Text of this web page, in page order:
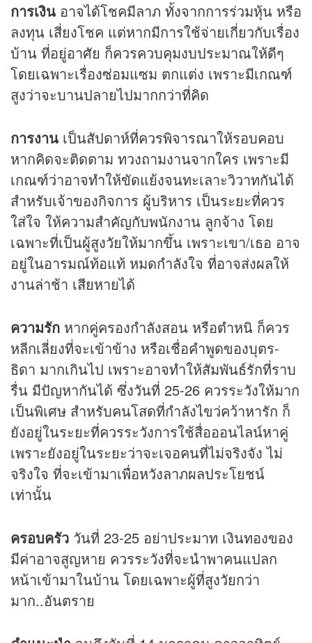
การเงิน อาจได้โชคมีลาภ ทั้งจากการร่วมหุ้น หรือ
ลงทุน เสี่ยงโชค แต่หากมีการใช้จ่ายเกี่ยวกับเรื่อง
บ้าน ที่อยู่อาศัย ก็ควรควบคุมงบประมาณให้ดีๆ
โดยเฉพาะเรื่องซ่อมแซม ตกแต่ง เพราะมีเกณฑ์
สูงว่าจะบานปลายไปมากกว่าที่คิด
การงาน เป็นสัปดาห์ที่ควรพิจารณาให้รอบคอบ
หากคิดจะติดตาม ทวงถามงานจากใคร เพราะมี
เกณฑ์ว่าอาจทำให้ขัดแย้งจนทะเลาะวิวาทกันได้
สำหรับเจ้าของกิจการ ผู้บริหาร เป็นระยะที่ควร
ใส่ใจ ให้ความสำคัญกับพนักงาน ลูกจ้าง โดย
เฉพาะที่เป็นผู้สูงวัยให้มากขึ้น เพราะเขา/เธอ อาจ
อยู่ในอารมณ์ท้อแท้ หมดกำลังใจ ที่อาจส่งผลให้
งานล่าช้า เสียหายได้
ความรัก หากคู่ครองกำลังสอน หรือตำหนิ ก็ควร
หลีกเลี่ยงที่จะเข้าข้าง หรือเชื่อคำพูดของบุตร-
ธิดา มากเกินไป เพราะอาจทำให้สัมพันธ์รักที่ราบ
รื่น มีปัญหากันได้ ซึ่งวันที่ 25-26 ควรระวังให้มาก
เป็นพิเศษ สำหรับคนโสดที่กำลังไขว่คว้าหารัก ก็
ยังอยู่ในระยะที่ควรระวังการใช้สื่อออนไลน์หาคู่
เพราะยังอยู่ในระยะว่าจะเจอคนที่ไม่จริงจัง ไม่
จริงใจ ที่จะเข้ามาเพื่อหวังลาภผลประโยชน์
เท่านั้น
ครอบครัว วันที่ 23-25 อย่าประมาท เงินทองของ
มีค่าอาจสูญหาย ควรระวังที่จะนำพาคนแปลก
หน้าเข้ามาในบ้าน โดยเฉพาะผู้ที่สูงวัยกว่า
มาก..อันตราย